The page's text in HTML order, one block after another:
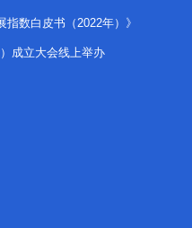
数白皮书（2022年）》
成立大会线上举办